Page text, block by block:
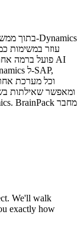
ומאפשר שאילתות
We'll walk
exactly how